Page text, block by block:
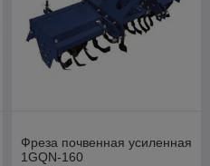
Фреза почвенная усиленная
1GQN-160